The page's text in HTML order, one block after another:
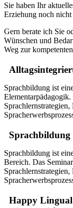
Sie haben Ihr
Erziehung noch nicht
Gern berate ich Sie
Wünschen und
Weg zur
Sprachbildung ist
Sprachbildung
Sprachbildung ist
Bereich. Das
Happy Lingual